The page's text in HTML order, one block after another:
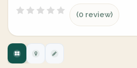
(0 review)